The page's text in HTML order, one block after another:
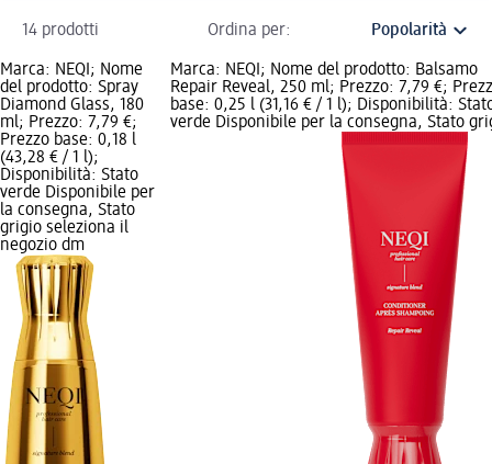
14 prodotti Ordina per:
Marca: NEQI; Nome
del prodotto: Spray
Diamond Glass, 180
ml; Prezzo: 7,79 €;
Prezzo base: 0,18 l
(43,28 € / 1 l);
Disponibilità: Stato
verde Disponibile per
la consegna, Stato
grigio seleziona il
negozio dm
Marca: NEQI; Nome del prodotto: Balsamo
Repair Reveal, 250 ml; Prezzo: 7,79 €;
base: 0,25 l (31,16 € / 1 l); Disponibilità:
verde Disponibile per la consegna, Stato